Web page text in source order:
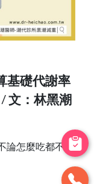
基礎代謝率
文：林黑潮
論怎麼吃都不會